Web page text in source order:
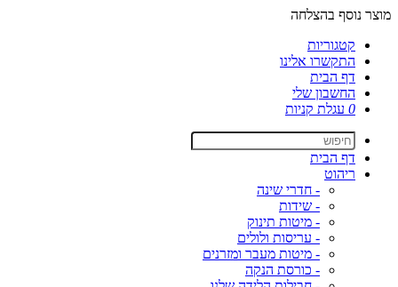
מוצר נוסף בהצלחה
קטגוריות
התקשרו אלינו
דף הבית
החשבון שלי
0 עגלת קניות
דף הבית
ריהוט
- חדרי שינה
- שידות
- מיטות תינוק
- עריסות ולולים
- מיטות מעבר ומזרנים
- כורסת הנקה